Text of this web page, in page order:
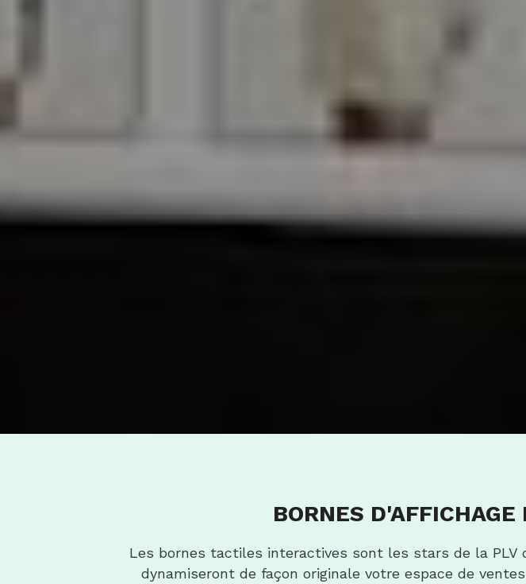
BORNES
Les bornes tactiles interactives sont les stars de la
dynamiseront de façon originale votre espace de